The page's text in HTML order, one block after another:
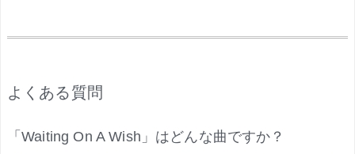
よくある質問
「Waiting On A Wish」はどんな曲ですか？